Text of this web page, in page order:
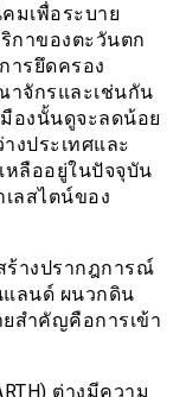
มเพื่อระบาย
กาของตะวันตก
ารยึดครอง
าจักรและเช่นกัน
องนั้นดูจะลดน้อย
งประเทศและ
หลืออยู่ในปัจจุบัน
ลสไตน์ของ
ร้างปรากฎการณ์
แลนด์ ผนวกดิน
สำคัญคือการเข้า
ต่างมีความ